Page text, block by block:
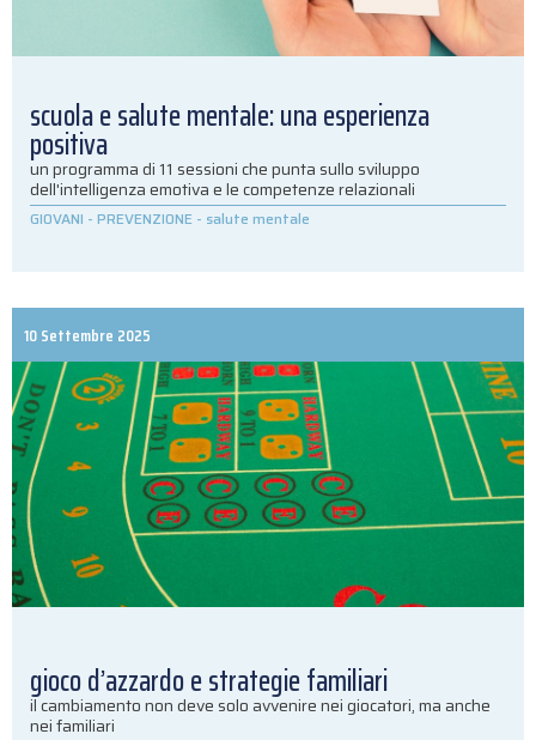
scuola e salute mentale: una esperienza
positiva
un programma di 11 sessioni che punta sullo sviluppo
dell'intelligenza emotiva e le competenze relazionali
GIOVANI - PREVENZIONE - salute mentale
10 Settembre 2025
gioco d’azzardo e strategie familiari
il cambiamento non deve solo avvenire nei giocatori, ma anche
nei familiari